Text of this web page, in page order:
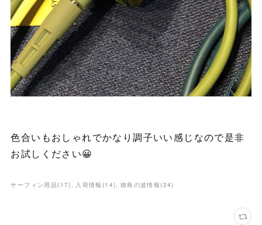
色合いもおしゃれでかなり調子いい感じなので是非
お試しください😀
サーフィン用品( 17) 入荷情報 (14) 徳島の波情報(24)